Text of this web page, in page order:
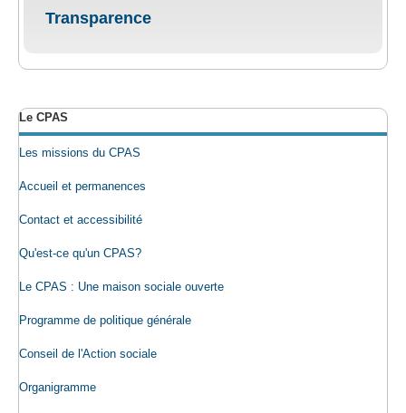
Transparence
Le CPAS
Les missions du CPAS
Accueil et permanences
Contact et accessibilité
Qu'est-ce qu'un CPAS?
Le CPAS : Une maison sociale ouverte
Programme de politique générale
Conseil de l'Action sociale
Organigramme